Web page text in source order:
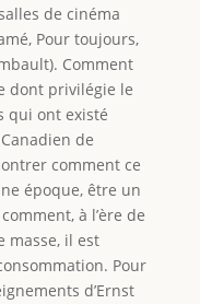
de cinéma
Pour toujours,
Comment
dont privilégie le
qui ont existé
de
comment ce
époque, être un
à l’ère de
masse, il est
Pour
d’Ernst